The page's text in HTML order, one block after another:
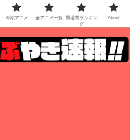
今期アニメ 全アニメ一覧
🆕週間ランキン
グ
About